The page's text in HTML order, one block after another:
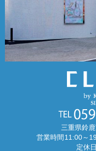
三重県鈴
営業時間11:00～
定休